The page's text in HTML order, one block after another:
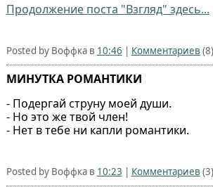
Продолжение поста "Взгляд" здесь...
Posted by Воффка в 10:46 | Комментариев (8)
МИНУТКА РОМАНТИКИ
- Подергай струну моей души.
- Но это же твой член!
- Нет в тебе ни капли романтики.
Posted by Воффка в 10:23 | Комментариев (3)